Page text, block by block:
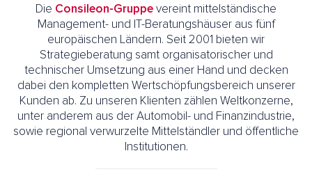
Die Consileon-Gruppevereint mittelständische
Management- und IT-Beratungshäuser aus fünf
europäischen Ländern. Seit 2001 bieten wir
Strategieberatung samt organisatorischer und
technischer Umsetzung aus einer Hand und decken
dabei den kompletten Wertschöpfungsbereich unserer
Kunden ab. Zu unseren Klienten zählen Weltkonzerne,
unter anderem aus der Automobil- und Finanzindustrie,
sowie regional verwurzelte Mittelständler und öffentliche
Institutionen.